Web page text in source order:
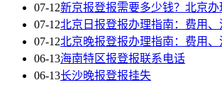
07-12新京报登报需要多少钱？北京
07-12北京日报登报办理指南：费用
07-12北京晚报登报办理指南：费用
06-13海南特区报登报联系电话
06-13长沙晚报登报挂失